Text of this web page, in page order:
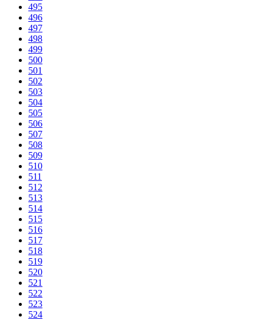
495
496
497
498
499
500
501
502
503
504
505
506
507
508
509
510
511
512
513
514
515
516
517
518
519
520
521
522
523
524